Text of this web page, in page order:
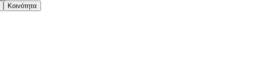
Κοινότητα